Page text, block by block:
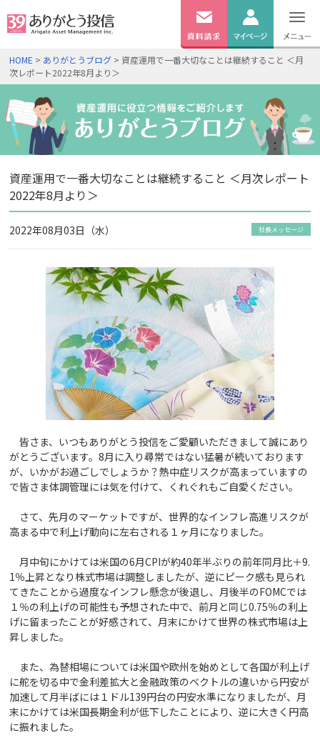
無料資料
口座開設
ログイン
HOME > ありがとうブログ > 資産運用で一番大切なことは継続すること ＜月
次レポート2022年8月より＞
資産運用で一番大切なことは継続すること ＜月次レポート
2022年8月より＞
2022年08月03日（水） 社長メッセージ
皆さま、いつもありがとう投信をご愛顧いただきまして誠にあり
がとうございます。8月に入り尋常ではない猛暑が続いております
が、いかがお過ごしでしょうか？熱中症リスクが高まっていますの
で皆さま体調管理には気を付けて、くれぐれもご自愛ください。
さて、先月のマーケットですが、世界的なインフレ高進リスクが
高まる中で利上げ動向に左右される１ヶ月になりました。
月中旬にかけては米国の6月CPIが約40年半ぶりの前年同月比＋9.
1％上昇となり株式市場は調整しましたが、逆にピーク感も見られ
てきたことから過度なインフレ懸念が後退し、月後半のFOMCでは
１％の利上げの可能性も予想された中で、前月と同じ0.75％の利上
げに留まったことが好感されて、月末にかけて世界の株式市場は上
昇しました。
また、為替相場については米国や欧州を始めとして各国が利上げ
に舵を切る中で金利差拡大と金融政策のベクトルの違いから円安が
加速して月半ばには１ドル139円台の円安水準になりましたが、月
末にかけては米国長期金利が低下したことにより、逆に大きく円高
に振れました。